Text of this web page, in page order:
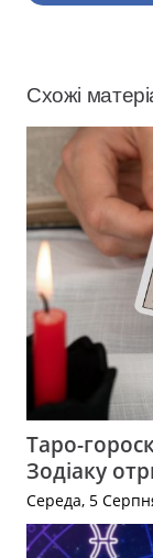
Схожі
Таро-
Зодіаку
Середа, 5